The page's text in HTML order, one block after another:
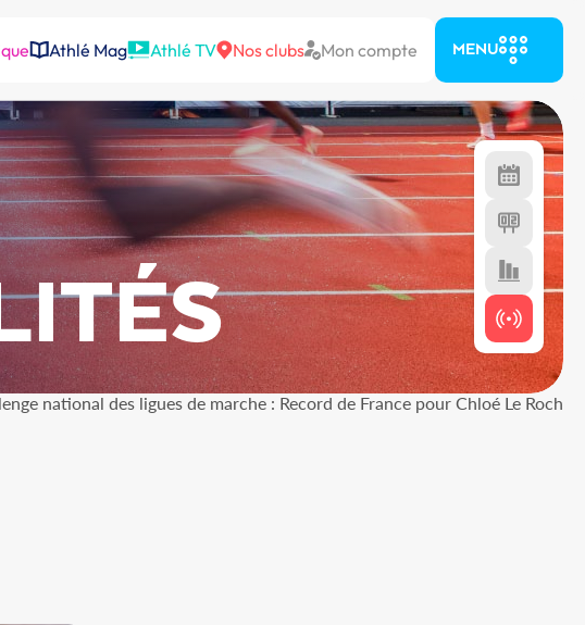
Athlé Mag Athlé TV Nos clubs Mon compte MENU
national des ligues de marche : Record de France pour Chloé Le Roch